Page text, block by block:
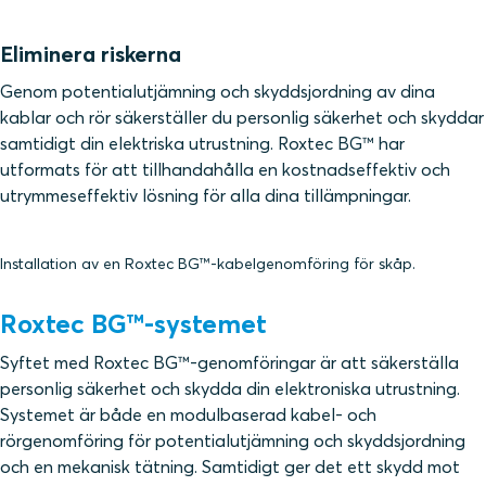
Eliminera riskerna
Genom potentialutjämning och skyddsjordning av dina
kablar och rör säkerställer du personlig säkerhet och skyddar
samtidigt din elektriska utrustning. Roxtec BG™ har
utformats för att tillhandahålla en kostnadseffektiv och
utrymmeseffektiv lösning för alla dina tillämpningar.
Installation av en Roxtec BG™-kabelgenomföring för skåp.
Roxtec BG™-systemet
Syftet med Roxtec BG™-genomföringar är att säkerställa
personlig säkerhet och skydda din elektroniska utrustning.
Systemet är både en modulbaserad kabel- och
rörgenomföring för potentialutjämning och skyddsjordning
och en mekanisk tätning. Samtidigt ger det ett skydd mot